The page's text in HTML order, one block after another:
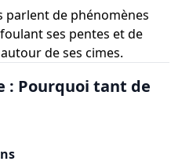
parlent de phénomènes
ses pentes et de
de ses cimes.
: Pourquoi tant de